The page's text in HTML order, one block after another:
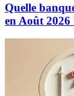
Quelle
en Août 2026